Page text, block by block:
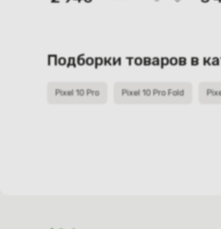
Подборки товаров в
Pixel 10 Pro Pixel 10 Pro Fold